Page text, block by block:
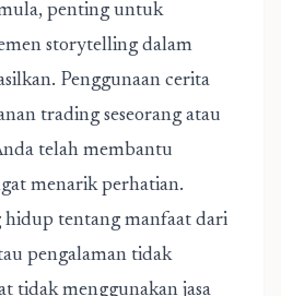
penting untuk
storytelling dalam
Penggunaan cerita
trading seseorang atau
telah membantu
menarik perhatian.
hidup tentang manfaat dari
pengalaman tidak
tidak menggunakan jasa